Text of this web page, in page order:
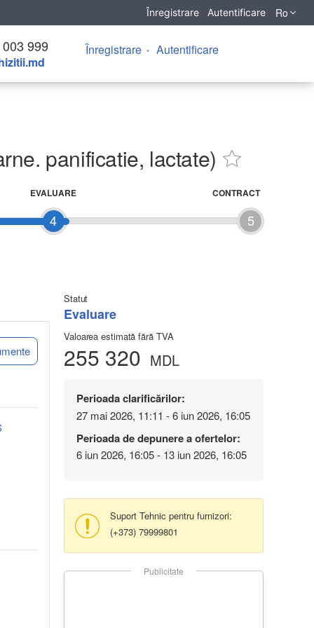
Înregistrare Autentificare Ro
999 Înregistrare Autentificare
panificatie, lactate)
4
EVALUARE
5
CONTRACT
Statut
Evaluare
Valoarea estimată fără TVA
255 320 MDL
Perioada clarificărilor:
27 mai 2026, 11:11 - 6 iun 2026, 16:05
Perioada de depunere a ofertelor:
6 iun 2026, 16:05 - 13 iun 2026, 16:05
Suport Tehnic pentru furnizori:
(+373) 79999801
Publicitate